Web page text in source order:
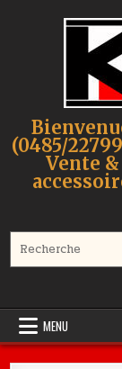
(0485/
Vente
MENU